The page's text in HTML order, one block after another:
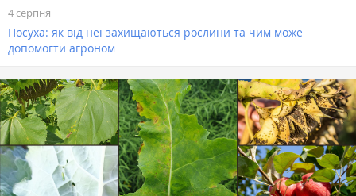
4 серпня
Посуха: як від неї захищаються рослини та чим може
допомогти агроном